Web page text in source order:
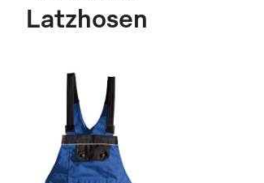
Latzhosen